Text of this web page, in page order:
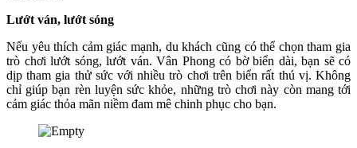
Lướt ván, lướt sóng
Nếu yêu thích cảm giác mạnh, du khách cũng có thể chọn tham gia
trò chơi lướt sóng, lướt ván. Vân Phong có bờ biển dài, bạn sẽ có
dịp tham gia thử sức với nhiều trò chơi trên biển rất thú vị. Không
chỉ giúp bạn rèn luyện sức khỏe, những trò chơi này còn mang tới
cảm giác thỏa mãn niềm đam mê chinh phục cho bạn.